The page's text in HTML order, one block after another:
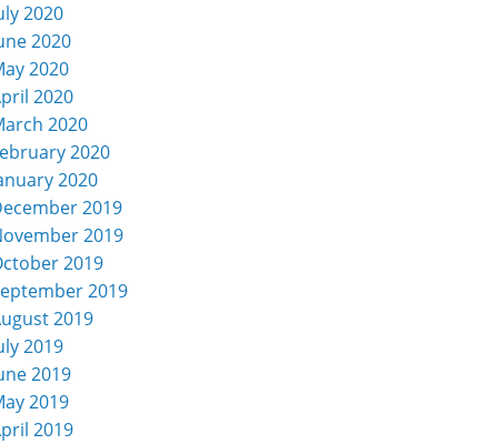
2020
2020
2020
2020
2020
2020
2020
2019
2019
2019
2019
2019
2019
2019
2019
2019